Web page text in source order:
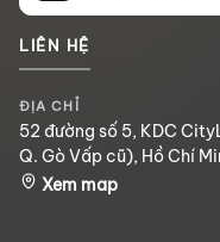
LIÊN HỆ
ĐỊA CHỈ
52 đường số 5, KDC
Q. Gò Vấp cũ), Hồ Chí
Xem map